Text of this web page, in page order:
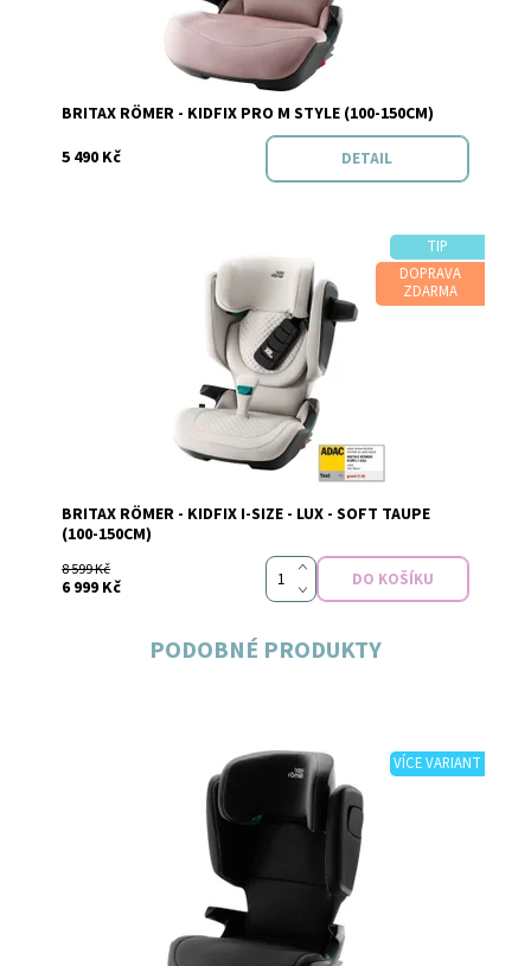
BRITAX RÖMER
BRITAX RÖMER - KIDFIX PRO M STYLE (100-150CM)
5 490 Kč
DETAIL
TIP
DOPRAVA
ZDARMA
Skladem
Značka: BRITAX RÖMER
BRITAX RÖMER - KIDFIX I-SIZE - LUX - SOFT TAUPE
(100-150CM)
8 599 Kč
6 999 Kč
PODOBNÉ PRODUKTY
VÍCE VARIANT
Skladem